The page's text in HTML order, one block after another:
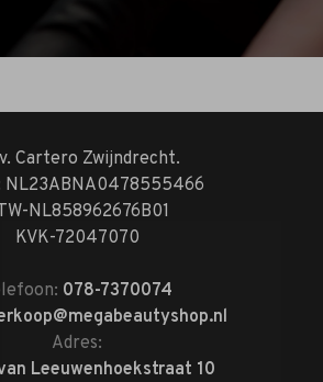
Cartero Zwijndrecht.
NL23ABNA0478555466
NL858962676B01
KVK-72047070
078-7370074
Adres:
Leeuwenhoekstraat 10